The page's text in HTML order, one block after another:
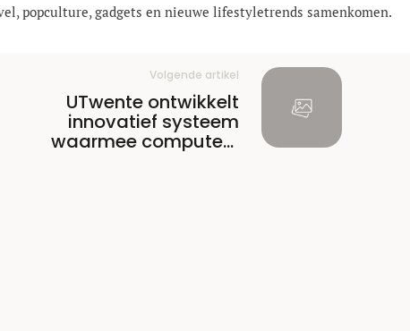
popculture, gadgets en nieuwe lifestyle­trends samenkomen.
Volgende artikel
UTwente ontwikkelt
innovatief systeem
waarmee computers